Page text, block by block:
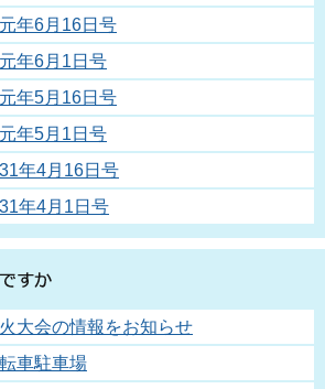
年6月16日号
年6月1日号
年5月16日号
年5月1日号
年4月16日号
年4月1日号
大会の情報をお知らせ
車駐車場